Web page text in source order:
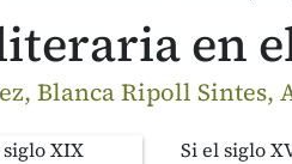
en
Blanca Ripoll Sintes,
Si el siglo